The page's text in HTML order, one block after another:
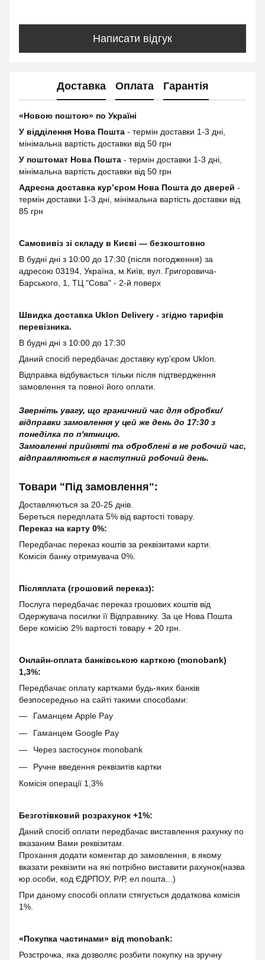
Написати відгук
Доставка Оплата Гарантія
«Новою поштою» по Україні
У відділення Нова Пошта - термін доставки 1-3 дні,
мінімальна вартість доставки від 50 грн
У поштомат Нова Пошта - термін доставки 1-3 дні,
мінімальна вартість доставки від 50 грн
Адресна доставка курʼєром Нова Пошта до дверей -
термін доставки 1-3 дні, мінімальна вартість доставки від
85 грн
Самовивіз зі складу в Києві — безкоштовно
В будні дні з 10:00 до 17:30 (після погодження) за
адресою 03194, Україна, м.Київ, вул. Григоровича-
Барського, 1, ТЦ "Сова" - 2-й поверх
Швидка доставка Uklon Delivery - згідно тарифів
перевізника.
В будні дні з 10:00 до 17:30
Даний спосіб передбачає доставку кур'єром Uklon.
Відправка відбувається тільки після підтвердження
замовлення та повної його оплати.
Зверніть увагу, що граничний час для обробки/
відправки замовлення у цей же день до 17:30 з
понеділка по п'ятницю.
Замовленні прийняті та оброблені в не робочий час,
відправляються в наступний робочий день.
Товари "Під замовлення":
Доставляються за 20-25 днів.
Береться передплата 5% від вартості товару.
Переказ на карту 0%:
Передбачає переказ коштів за реквізитами карти.
Комісія банку отримувача 0%.
Післяплата (грошовий переказ):
Послуга передбачає переказ грошових коштів від
Одержувача посилки її Відправнику. За це Нова Пошта
бере комісію 2% вартості товару + 20 грн.
Онлайн-оплата банківською карткою (monobank)
1,3%:
Передбачає оплату картками будь-яких банків
безпосередньо на сайті такими способами:
Гаманцем Apple Pay
Гаманцем Google Pay
Через застосунок monobank
Ручне введення реквізитів картки
Комісія операції 1,3%
Безготівковий розрахунок +1%:
Даний спосіб оплати передбачає виставлення рахунку по
вказаним Вами реквізитам.
Прохання додати коментар до замовлення, в якому
вказати реквізити на які потрібно виставити рахунок(назва
юр.особи, код ЄДРПОУ, Р/Р, ел.пошта...)
При даному способі оплати стягується додаткова комісія
1%.
«Покупка частинами» від monobank:
Розстрочка, яка дозволяє розбити покупку на зручну